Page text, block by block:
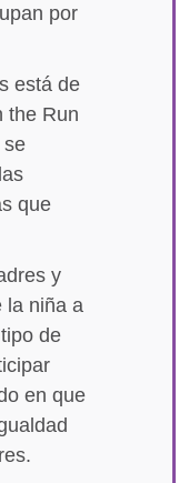
por
está de
the Run
se
que
y
la niña a
de
en que